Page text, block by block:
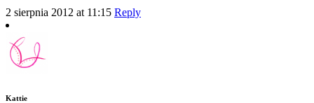
2 sierpnia 2012 at 11:15 Reply
Kattie